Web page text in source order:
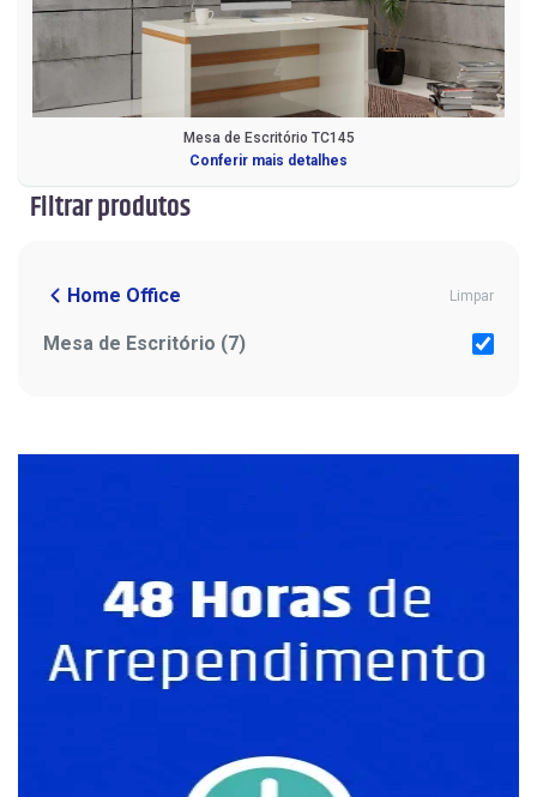
Filtrar produtos
Home Office Limpar
Mesa de Escritório (7)
Mesa de Escritório TC145
Conferir mais detalhes